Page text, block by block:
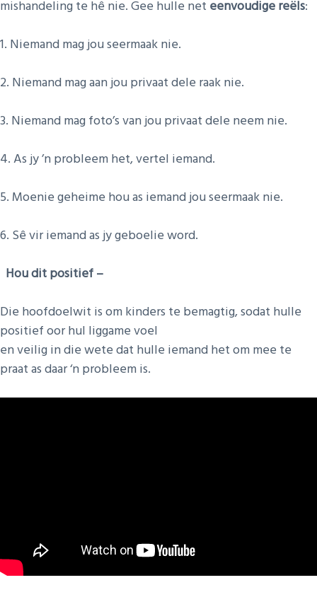
mishandeling te hê nie. Gee hulle net eenvoudige reëls:
1. Niemand mag jou seermaak nie.
2. Niemand mag aan jou privaat dele raak nie.
3. Niemand mag foto’s van jou privaat dele neem nie.
4. As jy ’n probleem het, vertel iemand.
5. Moenie geheime hou as iemand jou seermaak nie.
6. Sê vir iemand as jy geboelie word.
Hou dit positief –
Die hoofdoelwit is om kinders te bemagtig, sodat hulle
positief oor hul liggame voel
en veilig in die wete dat hulle iemand het om mee te
praat as daar ‘n probleem is.